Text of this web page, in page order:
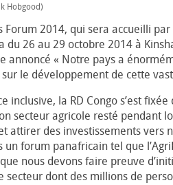
Hobgood)
Forum 2014, qui sera accueilli
26 au 29 octobre 2014 à
annoncé « Notre pays a
le développement de cette
inclusive, la RD Congo s’est
secteur agricole resté pendant
attirer des investissements vers
forum panafricain tel que
nous devons faire preuve
secteur dont des millions de